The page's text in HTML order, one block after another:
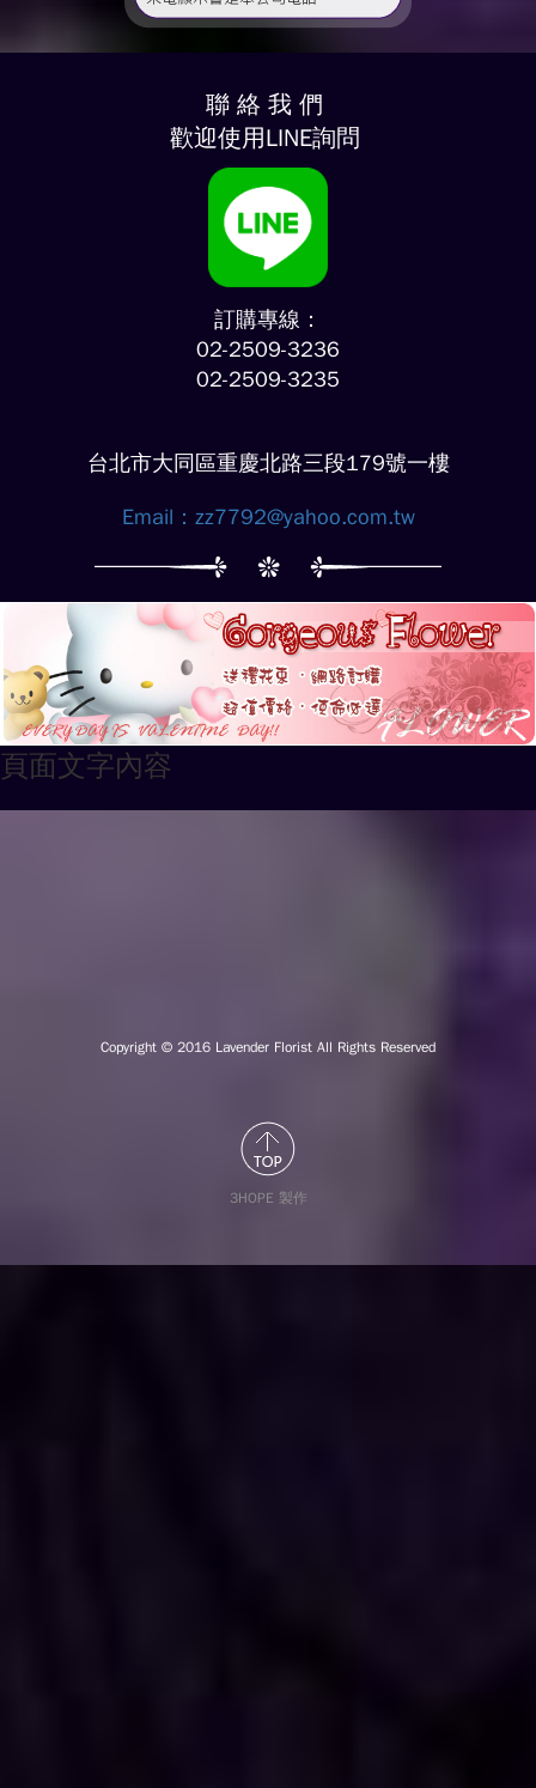
聯 絡 我 們
歡迎使用LINE詢問
訂購專線：
02-2509-3236
02-2509-3235
台北市大同區重慶北路三段179號一樓
Email： zz7792@yahoo.com.tw
頁面文字內容
Copyright © 2016 Lavender Florist All Rights Reserved
3HOPE 製作